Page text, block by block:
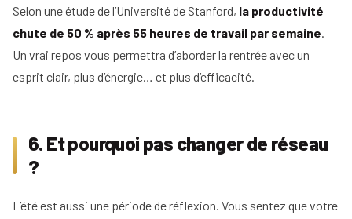
Selon une étude de l’Université de Stanford, la productivité
chute de 50 % après 55 heures de travail par semaine.
Un vrai repos vous permettra d’aborder la rentrée avec un
esprit clair, plus d’énergie… et plus d’efficacité.
6. Et pourquoi pas changer de réseau
?
L’été est aussi une période de réflexion. Vous sentez que votre